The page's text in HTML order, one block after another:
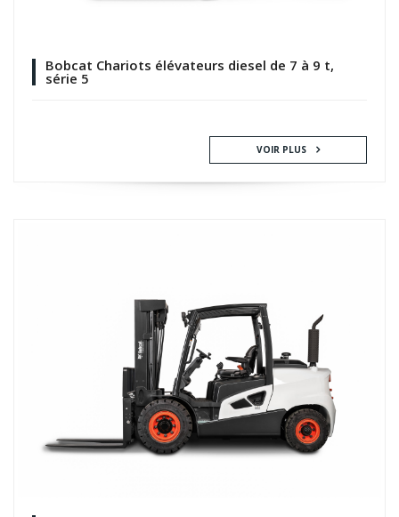
Bobcat Chariots élévateurs diesel de 7 à 9 t,
série 5
VOIR PLUS